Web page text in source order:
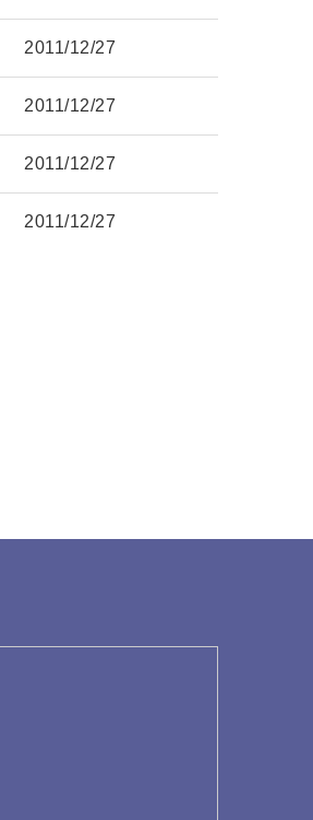
2011/12/27
2011/12/27
2011/12/27
2011/12/27